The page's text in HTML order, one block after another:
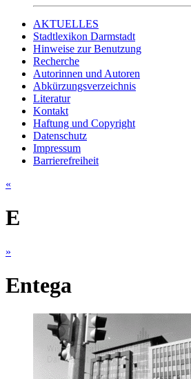
AKTUELLES
Stadtlexikon Darmstadt
Hinweise zur Benutzung
Recherche
Autorinnen und Autoren
Abkürzungsverzeichnis
Literatur
Kontakt
Haftung und Copyright
Datenschutz
Impressum
Barrierefreiheit
«
E
»
Entega